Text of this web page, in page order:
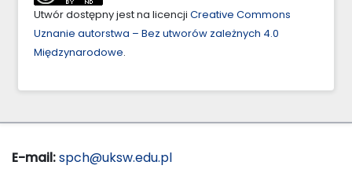
Utwór dostępny jest na licencji Creative Commons
Uznanie autorstwa – Bez utworów zależnych 4.0
Międzynarodowe.
E-mail:spch@uksw.edu.pl